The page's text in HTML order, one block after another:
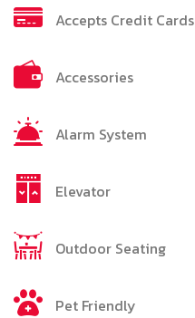
Accepts Credit Cards
Accessories
Alarm System
Elevator
Outdoor Seating
Pet Friendly